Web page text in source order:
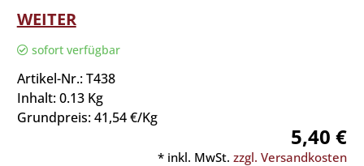
WEITER
sofort verfügbar
Artikel-Nr.: T438
Inhalt: 0.13 Kg
Grundpreis: 41,54 €/Kg
5,40 €
* inkl. MwSt.zzgl. Versandkosten